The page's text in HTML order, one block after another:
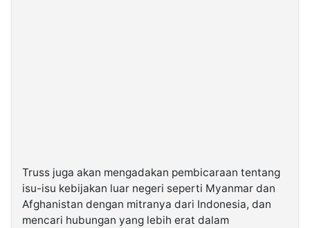
Truss juga akan mengadakan pembicaraan tentang
isu-isu kebijakan luar negeri seperti Myanmar dan
Afghanistan dengan mitranya dari Indonesia, dan
mencari hubungan yang lebih erat dalam